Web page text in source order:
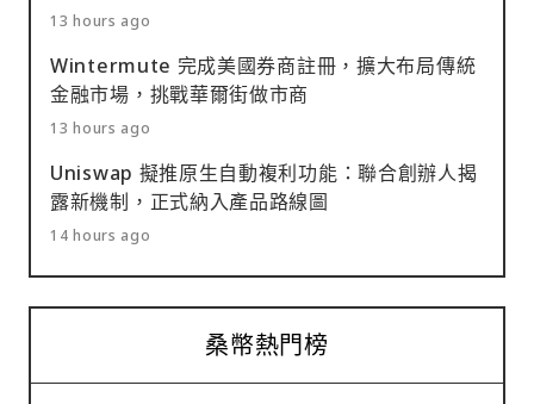
13 hours ago
Wintermute 完成美國券商註冊，擴大布局傳統
金融市場，挑戰華爾街做市商
13 hours ago
Uniswap 擬推原生自動複利功能：聯合創辦人揭
露新機制，正式納入產品路線圖
14 hours ago
桑幣熱門榜